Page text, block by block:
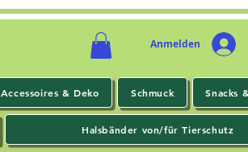
Anmelden
Accessoires & Deko Schmuck Snacks
Halsbänder von/für Tierschutz